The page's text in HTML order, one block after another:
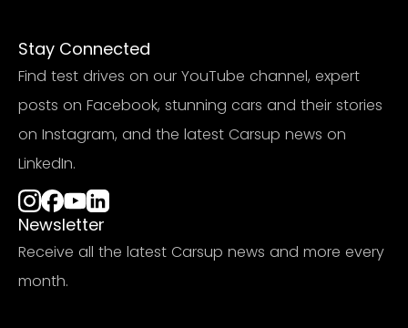
Stay Connected
Find test drives on our YouTube channel, expert
posts on Facebook, stunning cars and their stories
on Instagram, and the latest Carsup news on
LinkedIn.
Newsletter
Receive all the latest Carsup news and more every
month.